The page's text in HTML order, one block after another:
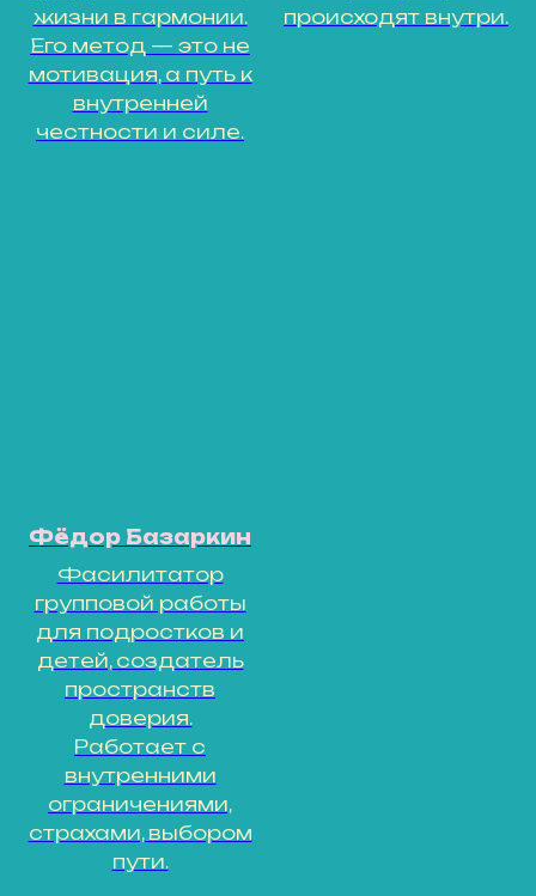
жизни в гармонии.
Его метод — это не
мотивация, а путь к
внутренней
честности и силе.
происходят внутри.
Фёдор Базаркин
Фасилитатор
групповой работы
для подростков и
детей, создатель
пространств
доверия.
Работает с
внутренними
ограничениями,
страхами, выбором
пути.